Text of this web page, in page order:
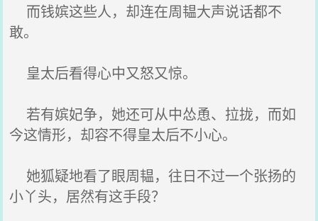
而钱嫔这些人，却连在周韫大声说话都不
敢。
皇太后看得心中又怒又惊。
若有嫔妃争，她还可从中怂恿、拉拢，而如
今这情形，却容不得皇太后不小心。
她狐疑地看了眼周韫，往日不过一个张扬的
小丫头，居然有这手段？